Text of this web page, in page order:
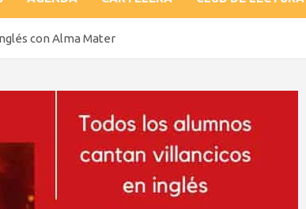
con Alma Mater